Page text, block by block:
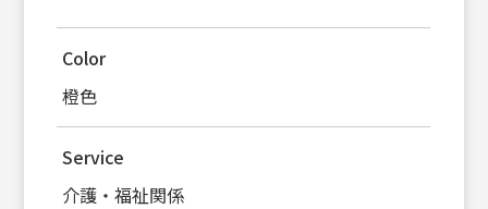
Color
橙色
Service
介護・福祉関係